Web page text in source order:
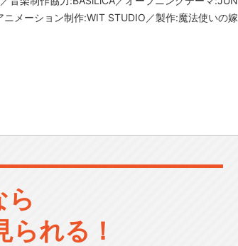
メーション制作:WIT STUDIO／製作:魔法使いの嫁
ら
れる！